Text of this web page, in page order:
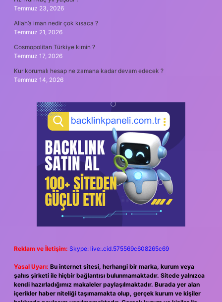
Temmuz 23, 2026
Allah’a iman nedir çok kısaca ?
Temmuz 21, 2026
Cosmopolitan Türkiye kimin ?
Temmuz 17, 2026
Kur korumalı hesap ne zamana kadar devam edecek ?
Temmuz 14, 2026
Reklam ve İletişim: Skype: live:.cid.575569c608265c69
Yasal Uyarı: Bu internet sitesi, herhangi bir marka, kurum veya
şahıs şirketi ile hiçbir bağlantısı bulunmamaktadır. Sitede yalnızca
kendi hazırladığımız makaleler paylaşılmaktadır. Burada yer alan
içerikler haber niteliği taşımamakta olup, gerçek kurum ve kişiler